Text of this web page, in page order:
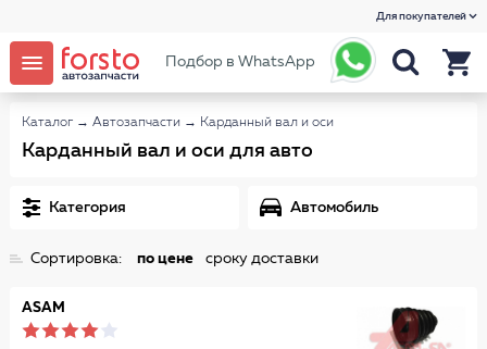
Для покупателей
Подбор в WhatsApp
Каталог → Автозапчасти → Карданный вал и оси
Карданный вал и оси для авто
Категория Автомобиль
Сортировка: по цене сроку доставки
ASAM